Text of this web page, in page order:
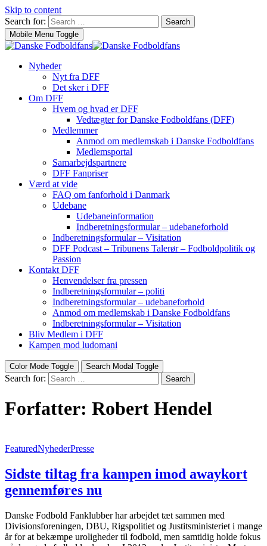
Skip to content
Search for:
Search
Mobile Menu Toggle
Nyheder
Nyt fra DFF
Det sker i DFF
Om DFF
Hvem og hvad er DFF
Vedtægter for Danske Fodboldfans (DFF)
Medlemmer
Anmod om medlemskab i Danske Fodboldfans
Medlemsportal
Samarbejdspartnere
DFF Fanpriser
Værd at vide
FAQ om fanforhold i Danmark
Udebane
Udebaneinformation
Indberetningsformular – udebaneforhold
Indberetningsformular – Visitation
DFF Podcast – Tribunens Talerør – Fodboldpolitik og
Passion
Kontakt DFF
Henvendelser fra pressen
Indberetningsformular – politi
Indberetningsformular – udebaneforhold
Anmod om medlemskab i Danske Fodboldfans
Indberetningsformular – Visitation
Bliv Medlem i DFF
Kampen mod ludomani
Color Mode Toggle Search Modal Toggle
Search for: Search
Forfatter: Robert Hendel
FeaturedNyhederPresse
Sidste tiltag fra kampen imod awaykort
gennemføres nu
Danske Fodbold Fanklubber har arbejdet tæt sammen med
Divisionsforeningen, DBU, Rigspolitiet og Justitsministeriet i mange
år for at bekæmpe uroligheder til fodbold, men samtidig holde fokus